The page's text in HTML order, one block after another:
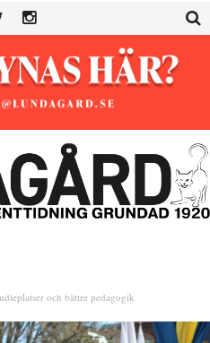
och bättre pedagogik